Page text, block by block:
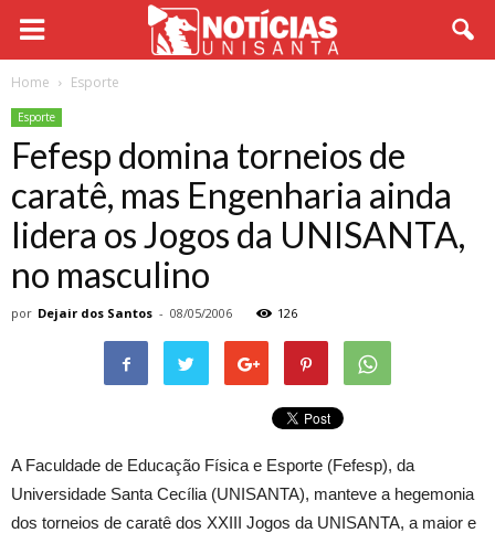
Home Esporte
Esporte
Fefesp domina torneios de
caratê, mas Engenharia ainda
lidera os Jogos da UNISANTA,
no masculino
por Dejair dos Santos - 08/05/2006 126
A Faculdade de Educação Física e Esporte (Fefesp), da
Universidade Santa Cecília (UNISANTA), manteve a hegemonia
dos torneios de caratê dos XXIII Jogos da UNISANTA, a maior e